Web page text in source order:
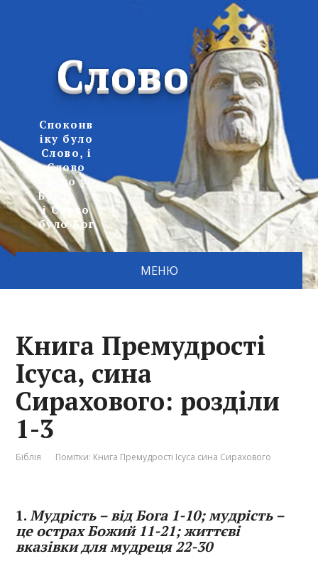
Слово
Споконв
іку було
Слово, і
Слово
було у
Бога,
і Слово
було Бог
МЕНЮ
Книга Премудрості
Ісуса, сина
Сирахового: розділи
1-3
Біблія Помітки: Книга Премудрості Ісуса сина Сирахового
1.Мудрість – від Бога 1-10; мудрість –
це острах Божий 11-21; життєві
вказівки для мудреця 22-30